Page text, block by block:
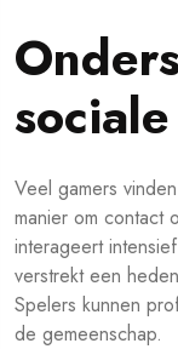
Veel gamers
manier om contact
interageert
verstrekt een
Spelers kunnen
de gemeenschap.